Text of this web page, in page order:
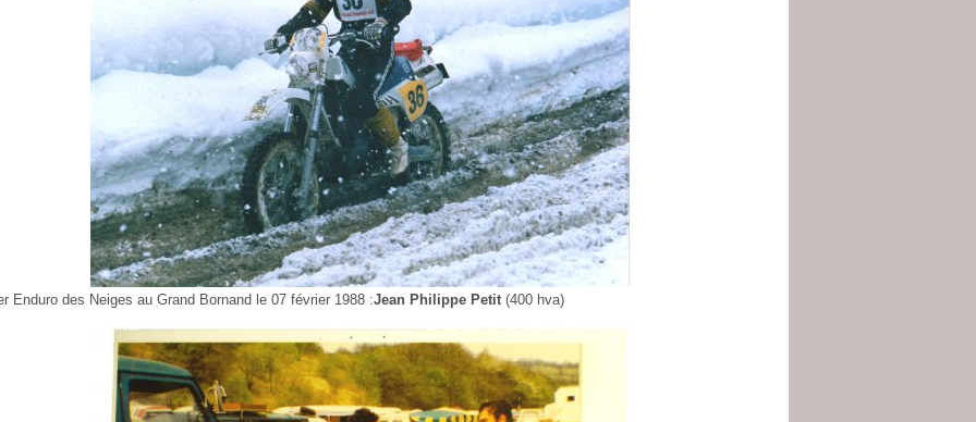
Enduro des Neiges au Grand Bornand le 07 février 1988 :Jean Philippe Petit(400 hva)